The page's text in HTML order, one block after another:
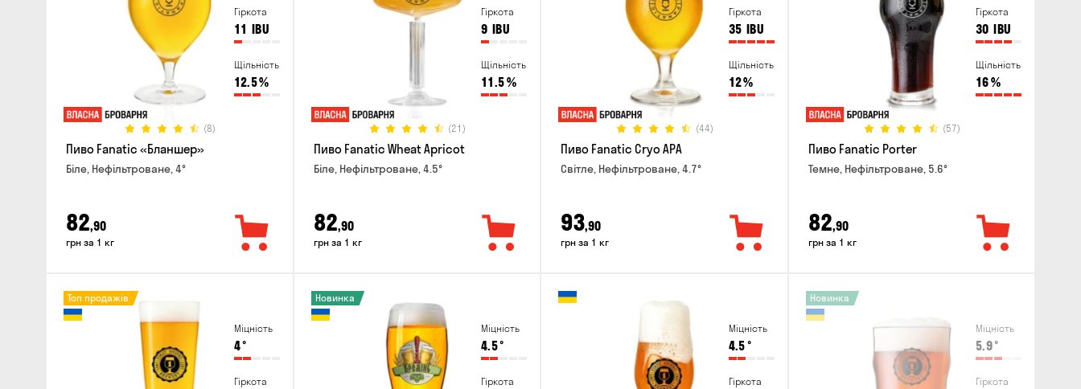
Гіркота
11 IBU
Щільність
12.5%
(8)
Пиво Fanatic «Бланшер»
Біле, Нефільтроване, 4°
82,90
грн за 1 кг
Гіркота
9 IBU
Щільність
11.5%
(21)
Пиво Fanatic Wheat Apricot
Біле, Нефільтроване, 4.5°
82,90
грн за 1 кг
Гіркота
35 IBU
Щільність
12%
(44)
Пиво Fanatic Cryo APA
Світле, Нефільтроване, 4.7°
93,90
грн за 1 кг
Гіркота
30 IBU
Щільність
16%
(57)
Пиво Fanatic Porter
Темне, Нефільтроване, 5.6°
82,90
грн за 1 кг
Міцність
4°
Гіркота
Топ продажів
Міцність
4.5°
Гіркота
Новинка
Міцність
4.5°
Гіркота
Міцність
5.9°
Гіркота
Новинка